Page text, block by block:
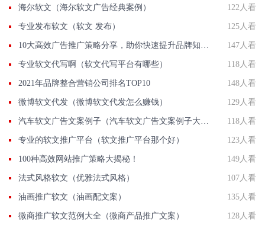
海尔软文（海尔软文广告经典案例） 122人看
专业发布软文（软文 发布） 125人看
10大高效广告推广策略分享，助你快速提升品牌知名度 147人看
专业软文代写啊（软文代写平台有哪些） 118人看
2021年品牌整合营销公司排名TOP10 148人看
微博软文代发（微博软文代发怎么赚钱） 129人看
汽车软文广告文案例子（汽车软文广告文案例子大全） 118人看
专业的软文推广平台（软文推广平台那个好） 123人看
100种高效网站推广策略大揭秘！ 149人看
法式风格软文（优雅法式风格） 107人看
油画推广软文（油画配文案） 135人看
微商推广软文范例大全（微商产品推广文案） 128人看